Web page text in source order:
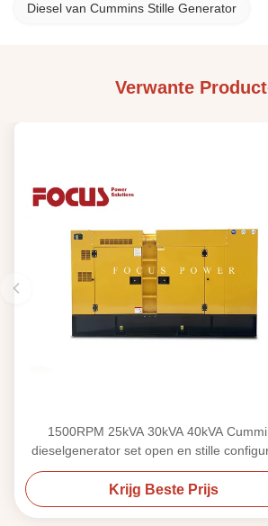
Diesel van Cummins Stille Generator
Verwante
1500RPM 25kVA 30kVA 40kVA
dieselgenerator set open en stille
Krijg Beste Prijs